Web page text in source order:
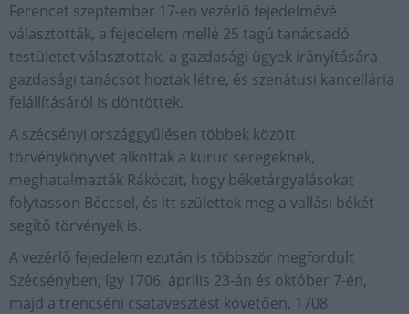
Ferencet szeptember 17-én vezérlő fejedelmévé
választották, a fejedelem mellé 25 tagú tanácsadó
testületet választottak, a gazdasági ügyek irányítására
gazdasági tanácsot hoztak létre, és szenátusi kancellária
felállításáról is döntöttek.
A szécsényi országgyűlésen többek között
törvénykönyvet alkottak a kuruc seregeknek,
meghatalmazták Rákóczit, hogy béketárgyalásokat
folytasson Béccsel, és itt születtek meg a vallási békét
segítő törvények is.
A vezérlő fejedelem ezután is többször megfordult
Szécsényben; így 1706. április 23-án és október 7-én,
majd a trencséni csatavesztést követően, 1708